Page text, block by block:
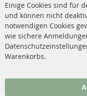
Katalysator (KAT)
Sensoren
FAQ
Einige Cookies sind für
und können nicht
notwendigen Cookies
wie sichere
Warenkorbs.